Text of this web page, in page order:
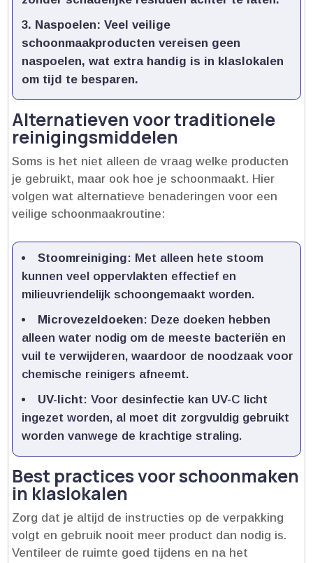
Naspoelen: Veel veilige
schoonmaakproducten vereisen geen
naspoelen, wat extra handig is in klaslokalen
om tijd te besparen.​
Alternatieven voor traditionele
reinigingsmiddelen
Soms is het niet alleen de vraag welke producten
je gebruikt, maar ook hoe je schoonmaakt.​ Hier
volgen wat alternatieve benaderingen voor een
veilige schoonmaakroutine:
Stoomreiniging: Met alleen hete stoom
kunnen veel oppervlakten effectief en
milieuvriendelijk schoongemaakt worden.​
Microvezeldoeken: Deze doeken hebben
alleen water nodig om de meeste bacteriën en
vuil te verwijderen, waardoor de noodzaak voor
chemische reinigers afneemt.​
UV-licht: Voor desinfectie kan UV-C licht
ingezet worden, al moet dit zorgvuldig gebruikt
worden vanwege de krachtige straling.​
Best practices voor schoonmaken
in klaslokalen
Zorg dat je altijd de instructies op de verpakking
volgt en gebruik nooit meer product dan nodig is.​
Ventileer de ruimte goed tijdens en na het